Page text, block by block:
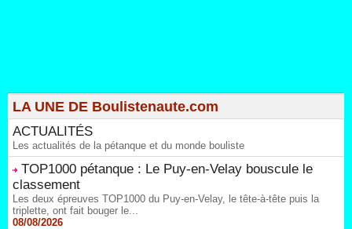
LA UNE DE Boulistenaute.com
ACTUALITÉS
Les actualités de la pétanque et du monde bouliste
TOP1000 pétanque : Le Puy-en-Velay bouscule le
classement
Les deux épreuves TOP1000 du Puy-en-Velay, le tête-à-tête puis la
triplette, ont fait bouger le...
08/08/2026